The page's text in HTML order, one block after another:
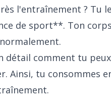
l'entraînement ? Tu
de sport**. Ton
détail comment tu
Ainsi, tu consommes